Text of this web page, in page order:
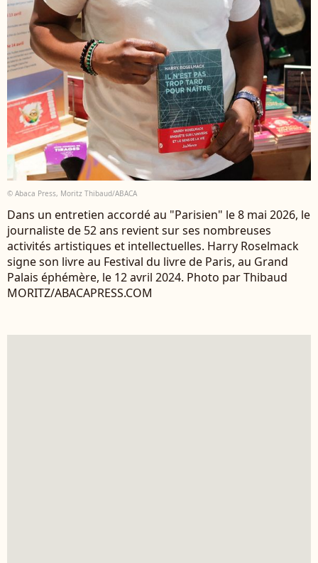
© Abaca Press, Moritz Thibaud/ABACA
Dans un entretien accordé au "Parisien" le 8 mai 2026, le
journaliste de 52 ans revient sur ses nombreuses
activités artistiques et intellectuelles. Harry Roselmack
signe son livre au Festival du livre de Paris, au Grand
Palais éphémère, le 12 avril 2024. Photo par Thibaud
MORITZ/ABACAPRESS.COM